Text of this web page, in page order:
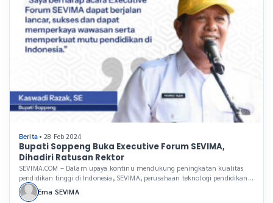
Berita • 28 Feb 2024
Bupati Soppeng Buka Executive Forum SEVIMA,
Dihadiri Ratusan Rektor
SEVIMA.COM – Dalam upaya kontinu mendukung peningkatan kualitas
pendidikan tinggi di Indonesia, SEVIMA, perusahaan teknologi pendidikan
(Edutech) terkemuka, rutin menggelar Executive Forum, sebuah acara
tahunan yang telah menjadi ajang penting bagi para pemimpin perguruan
Erna SEVIMA